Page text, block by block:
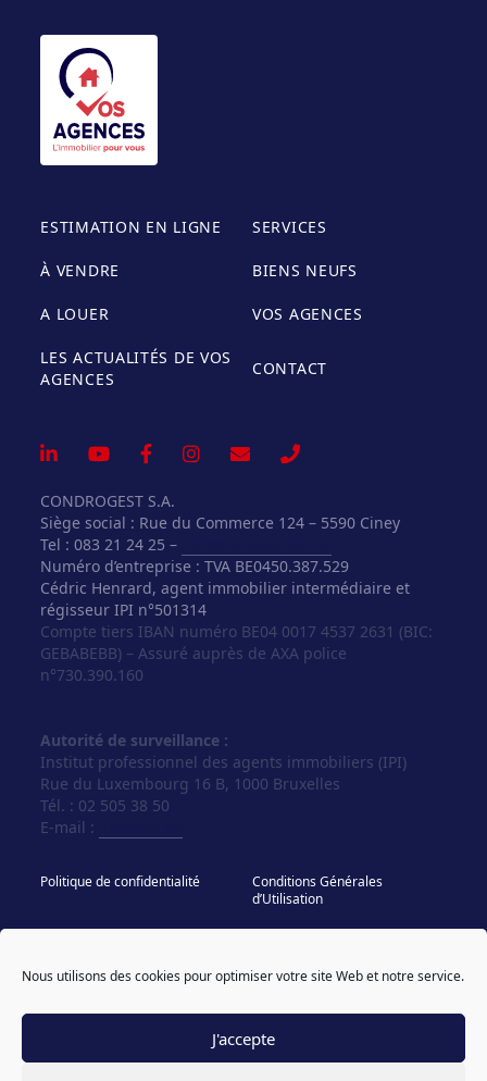
Nous utilisons des cookies pour optimiser votre site Web et notre service.
J'accepte
ESTIMATION EN LIGNE SERVICES
À VENDRE BIENS NEUFS
A LOUER VOS AGENCES
LES ACTUALITÉS DE VOS
AGENCES
CONTACT
CONDROGEST S.A.
Siège social : Rue du Commerce 124 – 5590 Ciney
Tel : 083 21 24 25 –
Numéro d’entreprise : TVA BE0450.387.529
Cédric Henrard, agent immobilier intermédiaire et
régisseur IPI n°501314
Compte tiers IBAN numéro BE04 0017 4537 2631 (BIC:
GEBABEBB) – Assuré auprès de AXA police
n°730.390.160
Autorité de surveillance :
Institut professionnel des agents immobiliers (IPI)
Rue du Luxembourg 16 B, 1000 Bruxelles
Tél. : 02 505 38 50
E-mail :
Politique de confidentialité
Conditions Générales
d’Utilisation
© Vos Agences 2026
designed & coded by
powered by sweepbright